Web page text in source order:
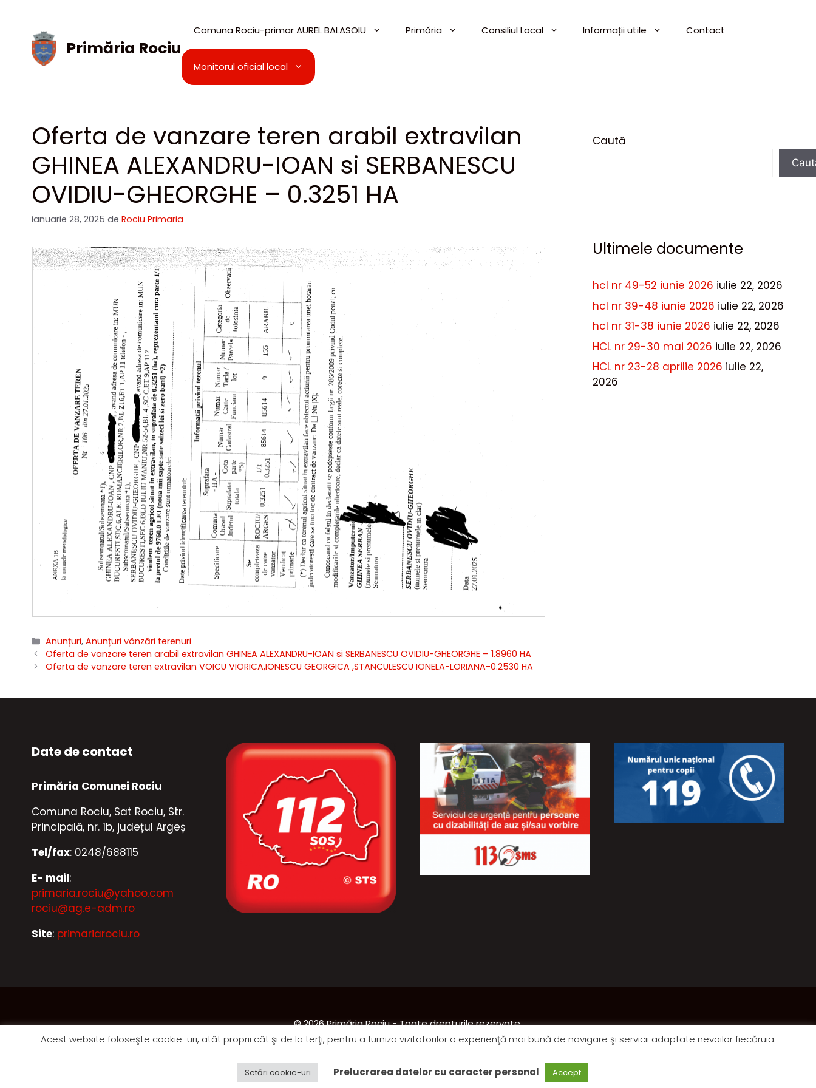
conținut
Primăria Rociu
Comuna Rociu-primar AUREL BALASOIU Primăria Consiliul Local Informații utile Contact
Monitorul oficial local
Oferta de vanzare teren arabil extravilan
GHINEA ALEXANDRU-IOAN si SERBANESCU
OVIDIU-GHEORGHE – 0.3251 HA
ianuarie 28, 2025 de Rociu Primaria
Categorii
Anunțuri,Anunțuri vânzări terenuri
Oferta de vanzare teren arabil extravilan GHINEA ALEXANDRU-IOAN si SERBANESCU OVIDIU-GHEORGHE – 1.8960 HA
Oferta de vanzare teren extravilan VOICU VIORICA,IONESCU GEORGICA ,STANCULESCU IONELA-LORIANA-0.2530 HA
Caută
Ultimele documente
hcl nr 49-52 iunie 2026 iulie 22, 2026
hcl nr 39-48 iunie 2026 iulie 22, 2026
hcl nr 31-38 iunie 2026 iulie 22, 2026
HCL nr 29-30 mai 2026 iulie 22, 2026
HCL nr 23-28 aprilie 2026 iulie 22,
2026
Date de contact
Primăria Comunei Rociu
Comuna Rociu, Sat Rociu, Str.
Principală, nr. 1b, județul Argeș
Tel/fax: 0248/688115
E- mail:
primaria.rociu@yahoo.com
rociu@ag.e-adm.ro
Site: primariarociu.ro
© 2026 Primăria Rociu - Toate drepturile rezervate.
Ultima actualizare: 13:17 | 22.07.2026
Acest website foloseşte cookie-uri, atât proprii cât şi de la terţi, pentru a furniza vizitatorilor o experienţă mai bună de navigare şi servicii adaptate nevoilor fiecăruia.
Setări cookie-uri Prelucrarea datelor cu caracter personal Accept